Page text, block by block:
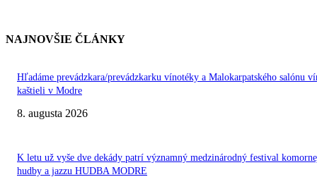
NAJNOVŠIE ČLÁNKY
Hľadáme prevádzkara/prevádzkarku vínotéky a Malokarpatského salónu
kaštieli v Modre
8. augusta 2026
K letu už vyše dve dekády patrí významný medzinárodný festival
hudby a jazzu HUDBA MODRE